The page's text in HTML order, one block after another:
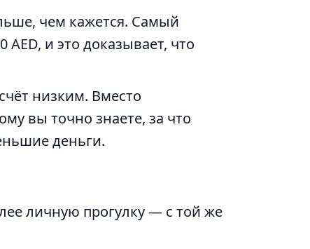
чем кажется. Самый
и это доказывает, что
низким. Вместо
вы точно знаете, за что
деньги.
личную прогулку — с той же